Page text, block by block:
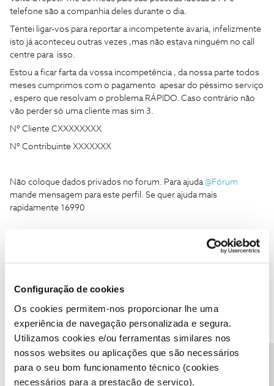
Configuração de cookies
Os cookies permitem-nos proporcionar lhe uma
experiência de navegação personalizada e segura.
Utilizamos cookies e/ou ferramentas similares nos
nossos websites ou aplicações que são necessários
para o seu bom funcionamento técnico (cookies
necessários para a prestação de serviço).
telefone são a companhia deles durante o dia.
Tentei ligar-vos para reportar a incompetente avaria, infelizmente
isto já aconteceu outras vezes ,mas não estava ninguém no call
centre para isso.
Estou a ficar farta da vossa incompetência , da nossa parte todos
meses cumprimos com o pagamento apesar do péssimo serviço
, espero que resolvam o problema RÁPIDO. Caso contrário não
vão perder só uma cliente mas sim 3.
Nº Cliente CXXXXXXXX
Nº Contribuinte XXXXXXX
Não coloque dados privados no forum. Para ajuda@Fórum
mande mensagem para este perfil. Se quer ajuda mais
rapidamente 16990
J JoanaGAS
Fi-lo mas infelizmente ninguém responde